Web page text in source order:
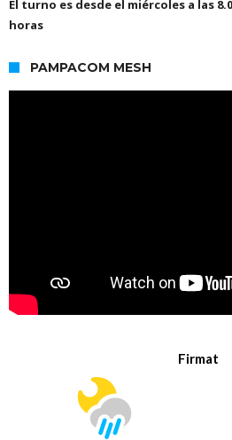
El turno es desde el miércoles a las
horas
PAMPACOM MESH
Firmat